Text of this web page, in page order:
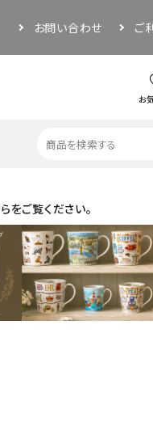
お問い合わせ ご
お
他 アウトドア
ぐい呑み／お猪口
その他
ご覧ください。